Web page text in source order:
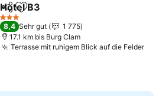
TeilenZu Favoriten hinzufügen
Hotel B3
3 Sterne
8,4 Sehr gut
1 775
17.1 km bis Burg Clam
Terrasse mit ruhigem Blick auf die Felder